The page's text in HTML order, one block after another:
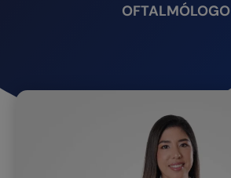
OFTALMÓLOGO